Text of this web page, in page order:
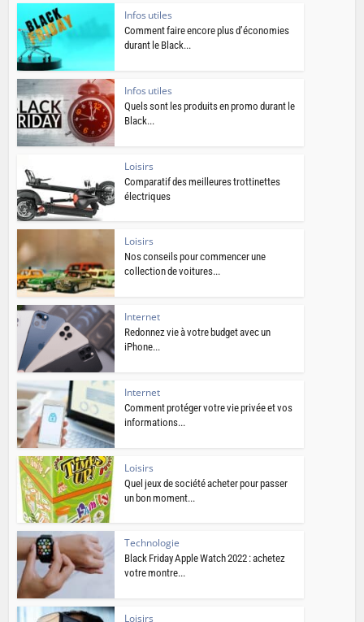
Infos utiles
Comment faire encore plus d’économies
durant le Black...
Infos utiles
Quels sont les produits en promo durant le
Black...
Loisirs
Comparatif des meilleures trottinettes
électriques
Loisirs
Nos conseils pour commencer une
collection de voitures...
Internet
Redonnez vie à votre budget avec un
iPhone...
Internet
Comment protéger votre vie privée et vos
informations...
Loisirs
Quel jeux de société acheter pour passer
un bon moment...
Technologie
Black Friday Apple Watch 2022 : achetez
votre montre...
Loisirs